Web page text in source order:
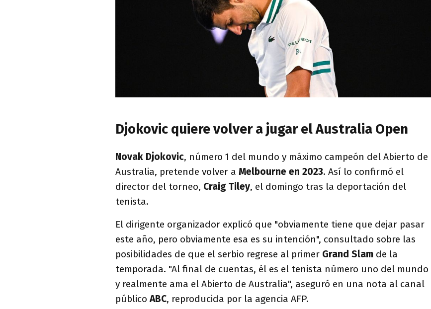
Djokovic quiere volver a jugar el Australia Open
Novak Djokovic, número 1 del mundo y máximo campeón del Abierto de
Australia, pretende volver a Melbourne en 2023. Así lo confirmó el
director del torneo, Craig Tiley, el domingo tras la deportación del
tenista.
El dirigente organizador explicó que "obviamente tiene que dejar pasar
este año, pero obviamente esa es su intención", consultado sobre las
posibilidades de que el serbio regrese al primer Grand Slam de la
temporada. "Al final de cuentas, él es el tenista número uno del mundo
y realmente ama el Abierto de Australia", aseguró en una nota al canal
públicoABC, reproducida por la agencia AFP.